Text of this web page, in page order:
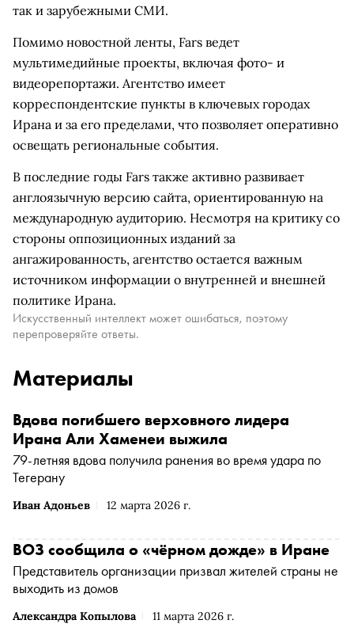
так и зарубежными СМИ.
Помимо новостной ленты, Fars ведет
мультимедийные проекты, включая фото- и
видеорепортажи. Агентство имеет
корреспондентские пункты в ключевых городах
Ирана и за его пределами, что позволяет оперативно
освещать региональные события.
В последние годы Fars также активно развивает
англоязычную версию сайта, ориентированную на
международную аудиторию. Несмотря на критику со
стороны оппозиционных изданий за
ангажированность, агентство остается важным
источником информации о внутренней и внешней
политике Ирана.
Искусственный интеллект может ошибаться, поэтому
перепроверяйте ответы.
Материалы
Иван Адоньев 12 марта 2026 г.
Вдова погибшего верховного лидера
Ирана Али Хаменеи выжила
79-летняя вдова получила ранения во время удара по
Тегерану
Александра Копылова 11 марта 2026 г.
ВОЗ сообщила о «чёрном дожде» в Иране
Представитель организации призвал жителей страны не
выходить из домов